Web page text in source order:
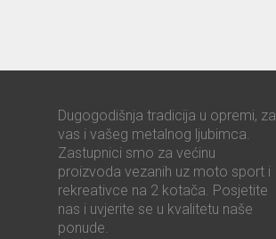
Dugogodišnja tradicija u opremi, za
vas i vašeg metalnog ljubimca.
Zastupnici smo za većinu
proizvoda vezanih uz moto sport i
rekreativce na 2 kotača. Posjetite
nas i uvjerite se u kvalitetu naše
ponude.